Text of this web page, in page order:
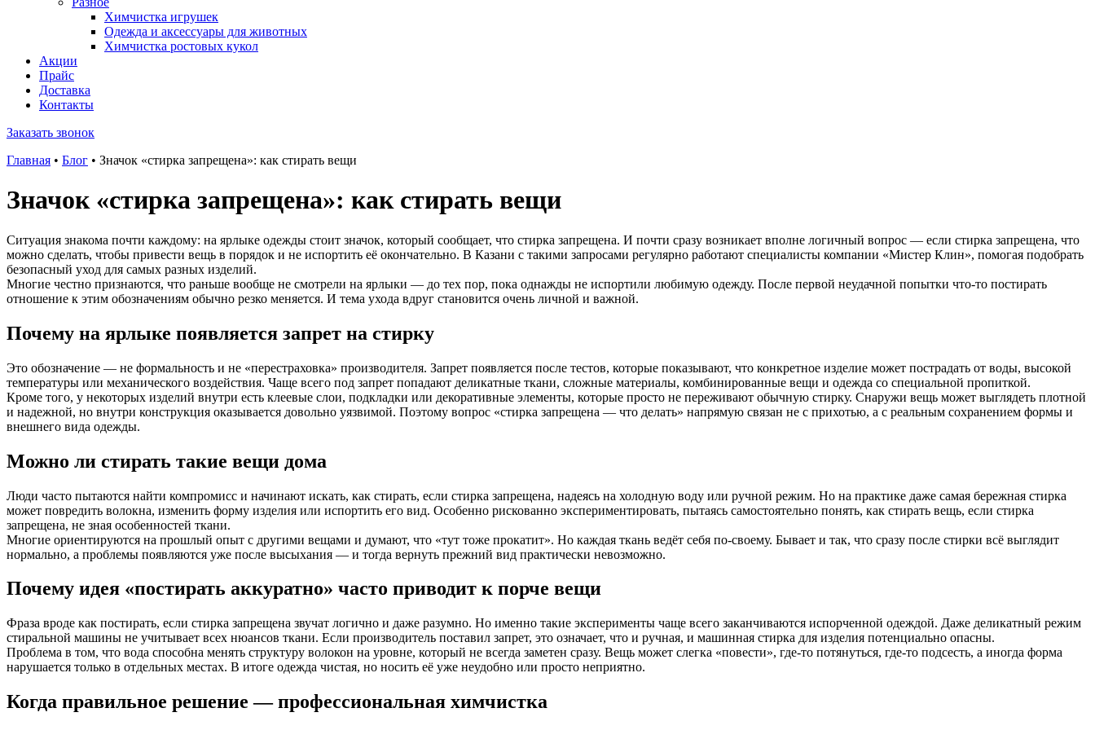
Химчистка игрушек
Одежда и аксессуары для животных
Химчистка ростовых кукол
Акции
Прайс
Доставка
Контакты
Заказать звонок
Главная • Блог • Значок «стирка запрещена»: как стирать вещи
Значок «стирка запрещена»: как стирать вещи
Ситуация знакома почти каждому: на ярлыке одежды стоит значок, который сообщает, что стирка запрещена. И почти сразу возникает вполне логичный вопрос — если стирка запрещена, что
можно сделать, чтобы привести вещь в порядок и не испортить её окончательно. В Казани с такими запросами регулярно работают специалисты компании «Мистер Клин», помогая подобрать
безопасный уход для самых разных изделий.
Многие честно признаются, что раньше вообще не смотрели на ярлыки — до тех пор, пока однажды не испортили любимую одежду. После первой неудачной попытки что-то постирать
отношение к этим обозначениям обычно резко меняется. И тема ухода вдруг становится очень личной и важной.
Почему на ярлыке появляется запрет на стирку
Это обозначение — не формальность и не «перестраховка» производителя. Запрет появляется после тестов, которые показывают, что конкретное изделие может пострадать от воды, высокой
температуры или механического воздействия. Чаще всего под запрет попадают деликатные ткани, сложные материалы, комбинированные вещи и одежда со специальной пропиткой.
Кроме того, у некоторых изделий внутри есть клеевые слои, подкладки или декоративные элементы, которые просто не переживают обычную стирку. Снаружи вещь может выглядеть плотной
и надежной, но внутри конструкция оказывается довольно уязвимой. Поэтому вопрос «стирка запрещена — что делать» напрямую связан не с прихотью, а с реальным сохранением формы и
внешнего вида одежды.
Можно ли стирать такие вещи дома
Люди часто пытаются найти компромисс и начинают искать, как стирать, если стирка запрещена, надеясь на холодную воду или ручной режим. Но на практике даже самая бережная стирка
может повредить волокна, изменить форму изделия или испортить его вид. Особенно рискованно экспериментировать, пытаясь самостоятельно понять, как стирать вещь, если стирка
запрещена, не зная особенностей ткани.
Многие ориентируются на прошлый опыт с другими вещами и думают, что «тут тоже прокатит». Но каждая ткань ведёт себя по-своему. Бывает и так, что сразу после стирки всё выглядит
нормально, а проблемы появляются уже после высыхания — и тогда вернуть прежний вид практически невозможно.
Почему идея «постирать аккуратно» часто приводит к порче вещи
Фраза вроде как постирать, если стирка запрещена звучат логично и даже разумно. Но именно такие эксперименты чаще всего заканчиваются испорченной одеждой. Даже деликатный режим
стиральной машины не учитывает всех нюансов ткани. Если производитель поставил запрет, это означает, что и ручная, и машинная стирка для изделия потенциально опасны.
Проблема в том, что вода способна менять структуру волокон на уровне, который не всегда заметен сразу. Вещь может слегка «повести», где-то потянуться, где-то подсесть, а иногда форма
нарушается только в отдельных местах. В итоге одежда чистая, но носить её уже неудобно или просто неприятно.
Когда правильное решение — профессиональная химчистка